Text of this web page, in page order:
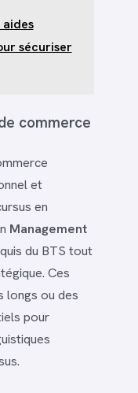
aides
sécuriser
commerce
et
en
Management
du BTS tout
Ces
longs ou des
pour